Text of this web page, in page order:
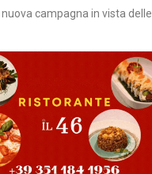
nuova campagna in vista delle